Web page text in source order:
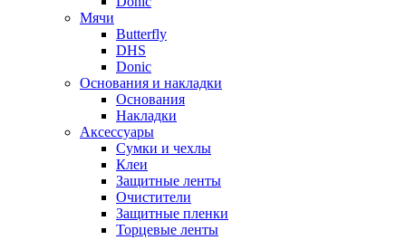
Мячи
Butterfly
DHS
Donic
Основания и накладки
Основания
Накладки
Аксессуары
Сумки и чехлы
Клеи
Защитные ленты
Очистители
Защитные пленки
Торцевые ленты